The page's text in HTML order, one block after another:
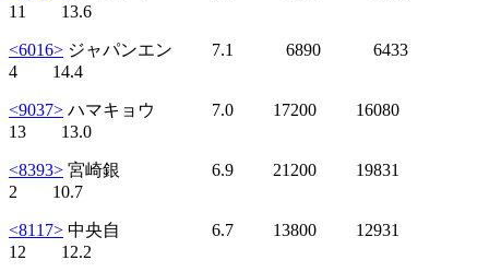
11 13.6
<6016> ジャパンエン 7.1 6890 6433
4 14.4
<9037> ハマキョウ 7.0 17200 16080
13 13.0
<8393> 宮崎銀 6.9 21200 19831
2 10.7
<8117> 中央自 6.7 13800 12931
12 12.2